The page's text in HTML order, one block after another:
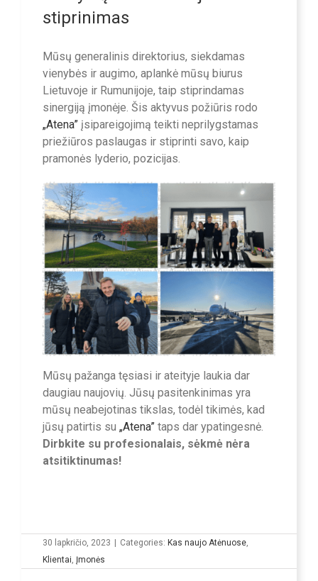
stiprinimas
Mūsų generalinis direktorius, siekdamas
vienybės ir augimo, aplankė mūsų biurus
Lietuvoje ir Rumunijoje, taip stiprindamas
sinergiją įmonėje. Šis aktyvus požiūris rodo
„Atena” įsipareigojimą teikti neprilygstamas
priežiūros paslaugas ir stiprinti savo, kaip
pramonės lyderio, pozicijas.
Mūsų pažanga tęsiasi ir ateityje laukia dar
daugiau naujovių. Jūsų pasitenkinimas yra
mūsų neabejotinas tikslas, todėl tikimės, kad
jūsų patirtis su „Atena” taps dar ypatingesnė.
Dirbkite su profesionalais, sėkmė nėra
atsitiktinumas!
30 lapkričio, 2023 Categories: Kas naujo Atėnuose,
Klientai, Įmonės